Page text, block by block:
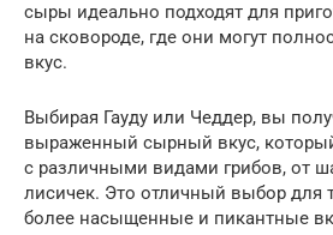
сыры идеально подходят для
на сковороде, где они могут
вкус.
Выбирая Гауду или Чеддер, вы
выраженный сырный вкус,
с различными видами грибов, от
лисичек. Это отличный выбор для
более насыщенные и пикантные